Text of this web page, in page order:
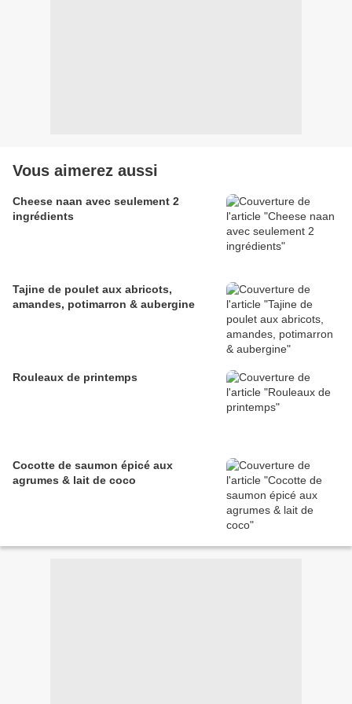
Vous aimerez aussi
Cheese naan avec seulement 2
ingrédients
Tajine de poulet aux abricots,
amandes, potimarron & aubergine
Rouleaux de printemps
Cocotte de saumon épicé aux
agrumes & lait de coco